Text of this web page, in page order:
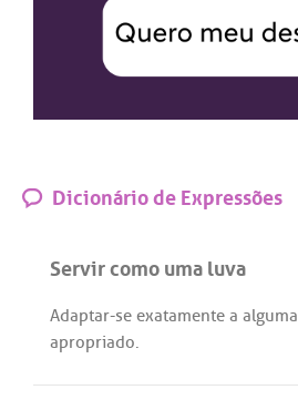
Dicionário de Expressões
Servir como uma luva
Adaptar-se exatamente a alguma
apropriado.